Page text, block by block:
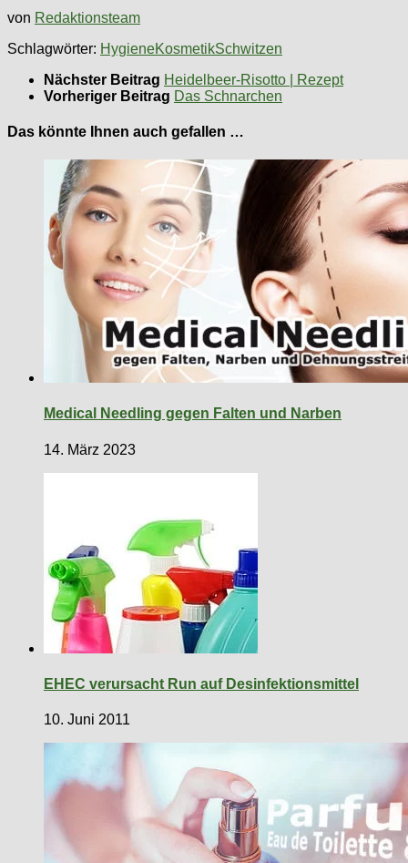
von Redaktionsteam
Schlagwörter: HygieneKosmetikSchwitzen
Nächster Beitrag Heidelbeer-Risotto | Rezept
Vorheriger Beitrag Das Schnarchen
Das könnte Ihnen auch gefallen …
Medical Needling gegen Falten und Narben
14. März 2023
EHEC verursacht Run auf Desinfektionsmittel
10. Juni 2011